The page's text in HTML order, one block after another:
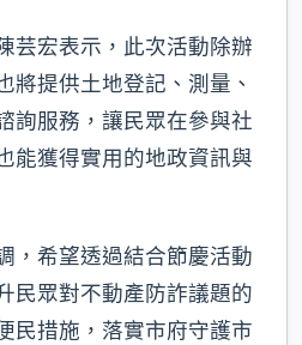
芸宏表示，此次活動除辦
將提供土地登記、測量、
詢服務，讓民眾在參與社
能獲得實用的地政資訊與
，希望透過結合節慶活動
民眾對不動產防詐議題的
民措施，落實市府守護市